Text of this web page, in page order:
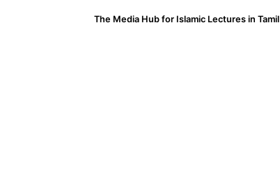
The Media Hub for Islamic Lectures in Tamil